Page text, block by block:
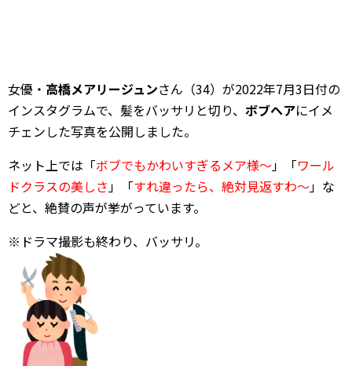
女優・ 高橋メアリージュンさん（34）が2022年7月3日付の
インスタグラムで、髪をバッサリと切り、 ボブヘアにイメ
チェンした写真を公開しました。
ネット上では「ボブでもかわいすぎるメア様～」「ワール
ドクラスの美しさ」「すれ違ったら、絶対見返すわ～」な
どと、絶賛の声が挙がっています。
※ドラマ撮影も終わり、バッサリ。